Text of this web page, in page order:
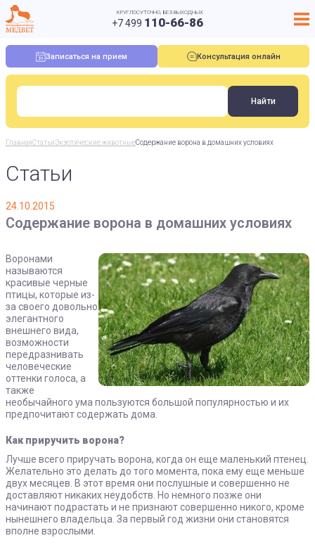
КРУГЛОСУТОЧНО, БЕЗ ВЫХОДНЫХ
+7 499 110-66-86
Записаться на прием Консультация онлайн
ГлавнаяСтатьиЭкзотические животныеСодержание ворона в домашних условиях
Статьи
24.10.2015
Содержание ворона в домашних условиях
Воронами
называются
красивые черные
птицы, которые из-
за своего довольно
элегантного
внешнего вида,
возможности
передразнивать
человеческие
оттенки голоса, а
также
необычайного ума пользуются большой популярностью и их
предпочитают содержать дома.
Как приручить ворона?
Лучше всего приручать ворона, когда он еще маленький птенец.
Желательно это делать до того момента, пока ему еще меньше
двух месяцев. В этот время они послушные и совершенно не
доставляют никаких неудобств. Но немного позже они
начинают подрастать и не признают совершенно никого, кроме
нынешнего владельца. За первый год жизни они становятся
вполне взрослыми.